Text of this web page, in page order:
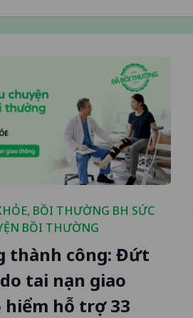
, BỒI THƯỜNG BH SỨC
BỒI THƯỜNG
thành công: Đứt
tai nạn giao
hiểm hỗ trợ 33